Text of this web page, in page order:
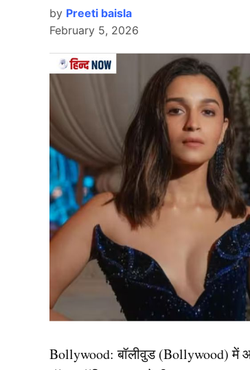
Olympics 2028
आपको बता दें, ओलिंपिक में 20 ओवर का
खिताब जीतने के बाद रोहित शर्मा और
खिलाड़ीओलंपिक 2028(Olympics
साथ ही कयास लगाए जा रहे हैं कि अब
रहा है कि रोहित और कोहली की
उठाएगी।
यह भी पढ़ें:
2026 T20 World Cup के
by Preeti baisla
February 5, 2026
Bollywood:बॉलीवुड (Bollywood)में